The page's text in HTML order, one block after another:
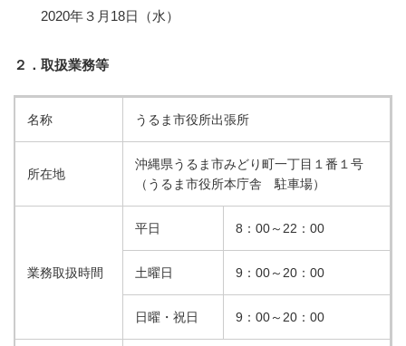
2020年３月18日（水）
２．取扱業務等
名称 うるま市役所出張所
所在地
沖縄県うるま市みどり町一丁目１番１号
（うるま市役所本庁舎 駐車場）
業務取扱時間
平日 8：00～22：00
土曜日 9：00～20：00
日曜・祝日 9：00～20：00